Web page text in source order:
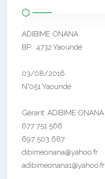
ADIBIME ONANA
BP : 4732 Yaoundé
03/08/2016
N°051 Yaoundé
Gérant: ADIBIME ONANA
677 751 566
697 503 687
dibimeonana@yahoo.fr
adibimeonana1@yahoo.fr